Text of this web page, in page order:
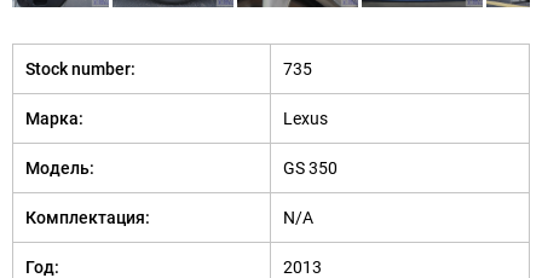
Stock number: 735
Марка: Lexus
Модель: GS 350
Комплектация: N/A
Год: 2013